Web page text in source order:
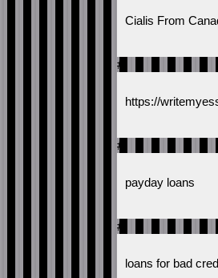
Cialis From
#
https://
#
payday loans
#
loans for bad